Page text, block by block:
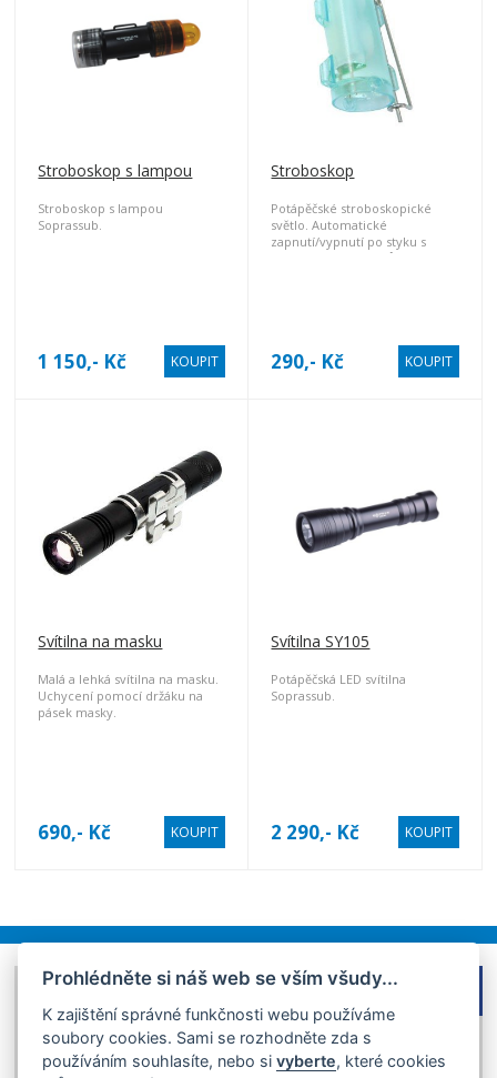
Stroboskop s lampou
Stroboskop s lampou
Soprassub.
1 150,- Kč KOUPIT
Stroboskop
Potápěčské stroboskopické
světlo. Automatické
zapnutí/vypnutí po styku s
NENÍ
290,- Kč KOUPIT
Svítilna na masku
Malá a lehká svítilna na masku.
Uchycení pomocí držáku na
pásek masky.
690,- Kč KOUPIT
Svítilna SY105
Potápěčská LED svítilna
Soprassub.
2 290,- Kč KOUPIT
OBCHODNÍ PODMÍNKY
GDPR
KONTAKT
FACEBOOK
Prohlédněte si náš web se vším všudy...
K zajištění správné funkčnosti webu používáme
soubory cookies. Sami se rozhodněte zda s
používáním souhlasíte, nebo sivyberte, které cookies